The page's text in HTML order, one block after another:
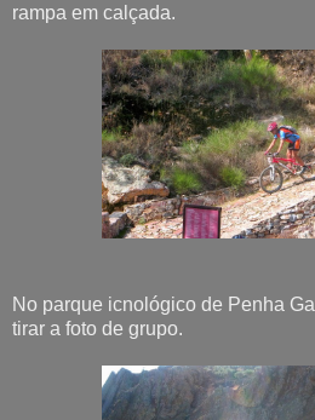
rampa em calçada.
No parque icnológico de Penha
tirar a foto de grupo.